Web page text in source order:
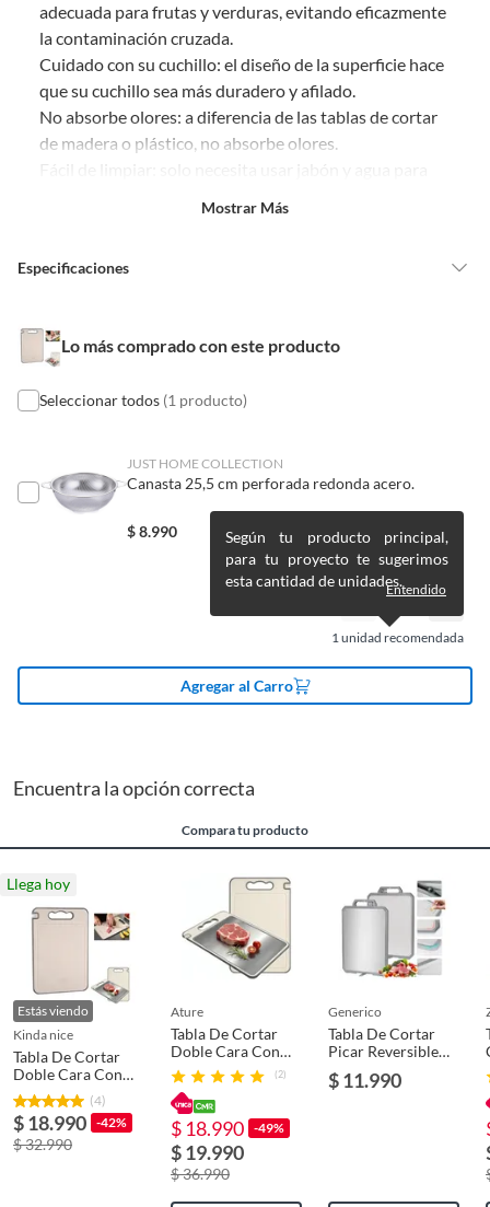
Productos digitales que se entregan a través de una descarga
electrónica, por ejemplo, cupones de experiencia o programas
para el computador.
Productos a pedido o confeccionados a medida.
Productos que han sido informados como imperfectos, usados,
reparados, abiertos, de segunda selección, remanufacturados o
con alguna deficiencia, que sean comprados en esa condición a
Pinturas de un color a solicitud.
De uso personal.
adecuada para frutas y verduras, evitando eficazmente
la contaminación cruzada.
Cuidado con su cuchillo: el diseño de la superficie hace
que su cuchillo sea más duradero y afilado.
No absorbe olores: a diferencia de las tablas de cortar
de madera o plástico, no absorbe olores.
Fácil de limpiar: solo necesita usar jabón y agua para
Mostrar Más
Especificaciones
Condicion del
producto
Material Acero inoxidable
365mm
Alto 3
Lo más comprado con este producto
Seleccionar todos (1 producto)
JUST HOME COLLECTION
Canasta 25,5 cm perforada redonda acero.
$8.990
1unidad recomendada
Según tu producto principal,
para tu proyecto te sugerimos
esta cantidad de unidades.Entendido
Agregar al Carro
Encuentra la opción correcta
Compara tu producto
Llega hoy
Estás viendo
kinda nice
Tabla De Cortar
Doble Cara Con
Acero Inoxidable
(4)
$ 18.990 -42%
$ 32.990
ature
Tabla De Cortar
Doble Cara Con
Acero Inoxidable
(2)
$ 18.990 -49%
$ 19.990
$ 36.990
generico
Tabla De Cortar
Picar Reversible
Acero Inoxidable
304
$ 11.990